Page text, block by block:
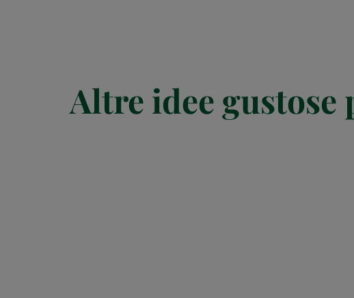
Altre idee gustose